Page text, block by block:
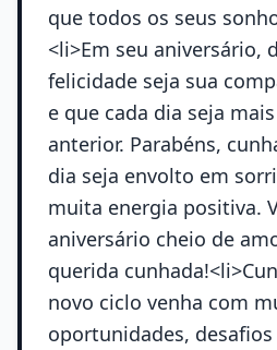
que todos os seus
<li>Em seu aniversário,
felicidade seja sua
e que cada dia seja
anterior. Parabéns,
dia seja envolto em
muita energia positiva.
aniversário cheio de
querida
novo ciclo venha com
oportunidades,